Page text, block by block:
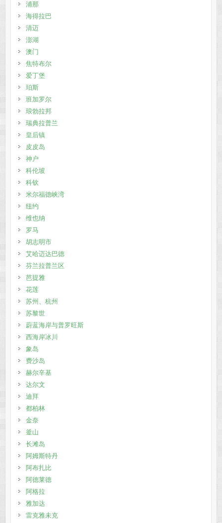
浦那
海得拉巴
清迈
澎湖
澳门
焦特布尔
爱丁堡
珀斯
班加罗尔
琅勃拉邦
瑞典拉普兰
皇后镇
皮皮岛
神户
科伦坡
科钦
米尔福德峡湾
纽约
维也纳
罗马
胡志明市
艾哈迈达巴德
芬兰拉普兰区
芭提雅
花莲
苏州、杭州
苏黎世
蔚蓝海岸与普罗旺斯
西海岸冰川
象岛
费沙岛
赫尔辛基
达尔文
迪拜
都柏林
金奈
釜山
长滩岛
阿姆斯特丹
阿布扎比
阿德莱德
阿格拉
雅加达
雷克雅未克